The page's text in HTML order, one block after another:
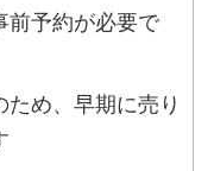
前予約が必要で
め、早期に売り